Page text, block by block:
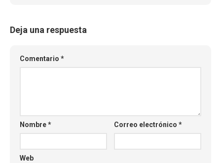
Deja una respuesta
Comentario *
Nombre* Correo electrónico*
Web